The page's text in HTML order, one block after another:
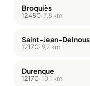
Broquiès
12480· 7,8 km
Saint-Jean-Delnous
12170· 9,2 km
Durenque
12170· 10,1 km